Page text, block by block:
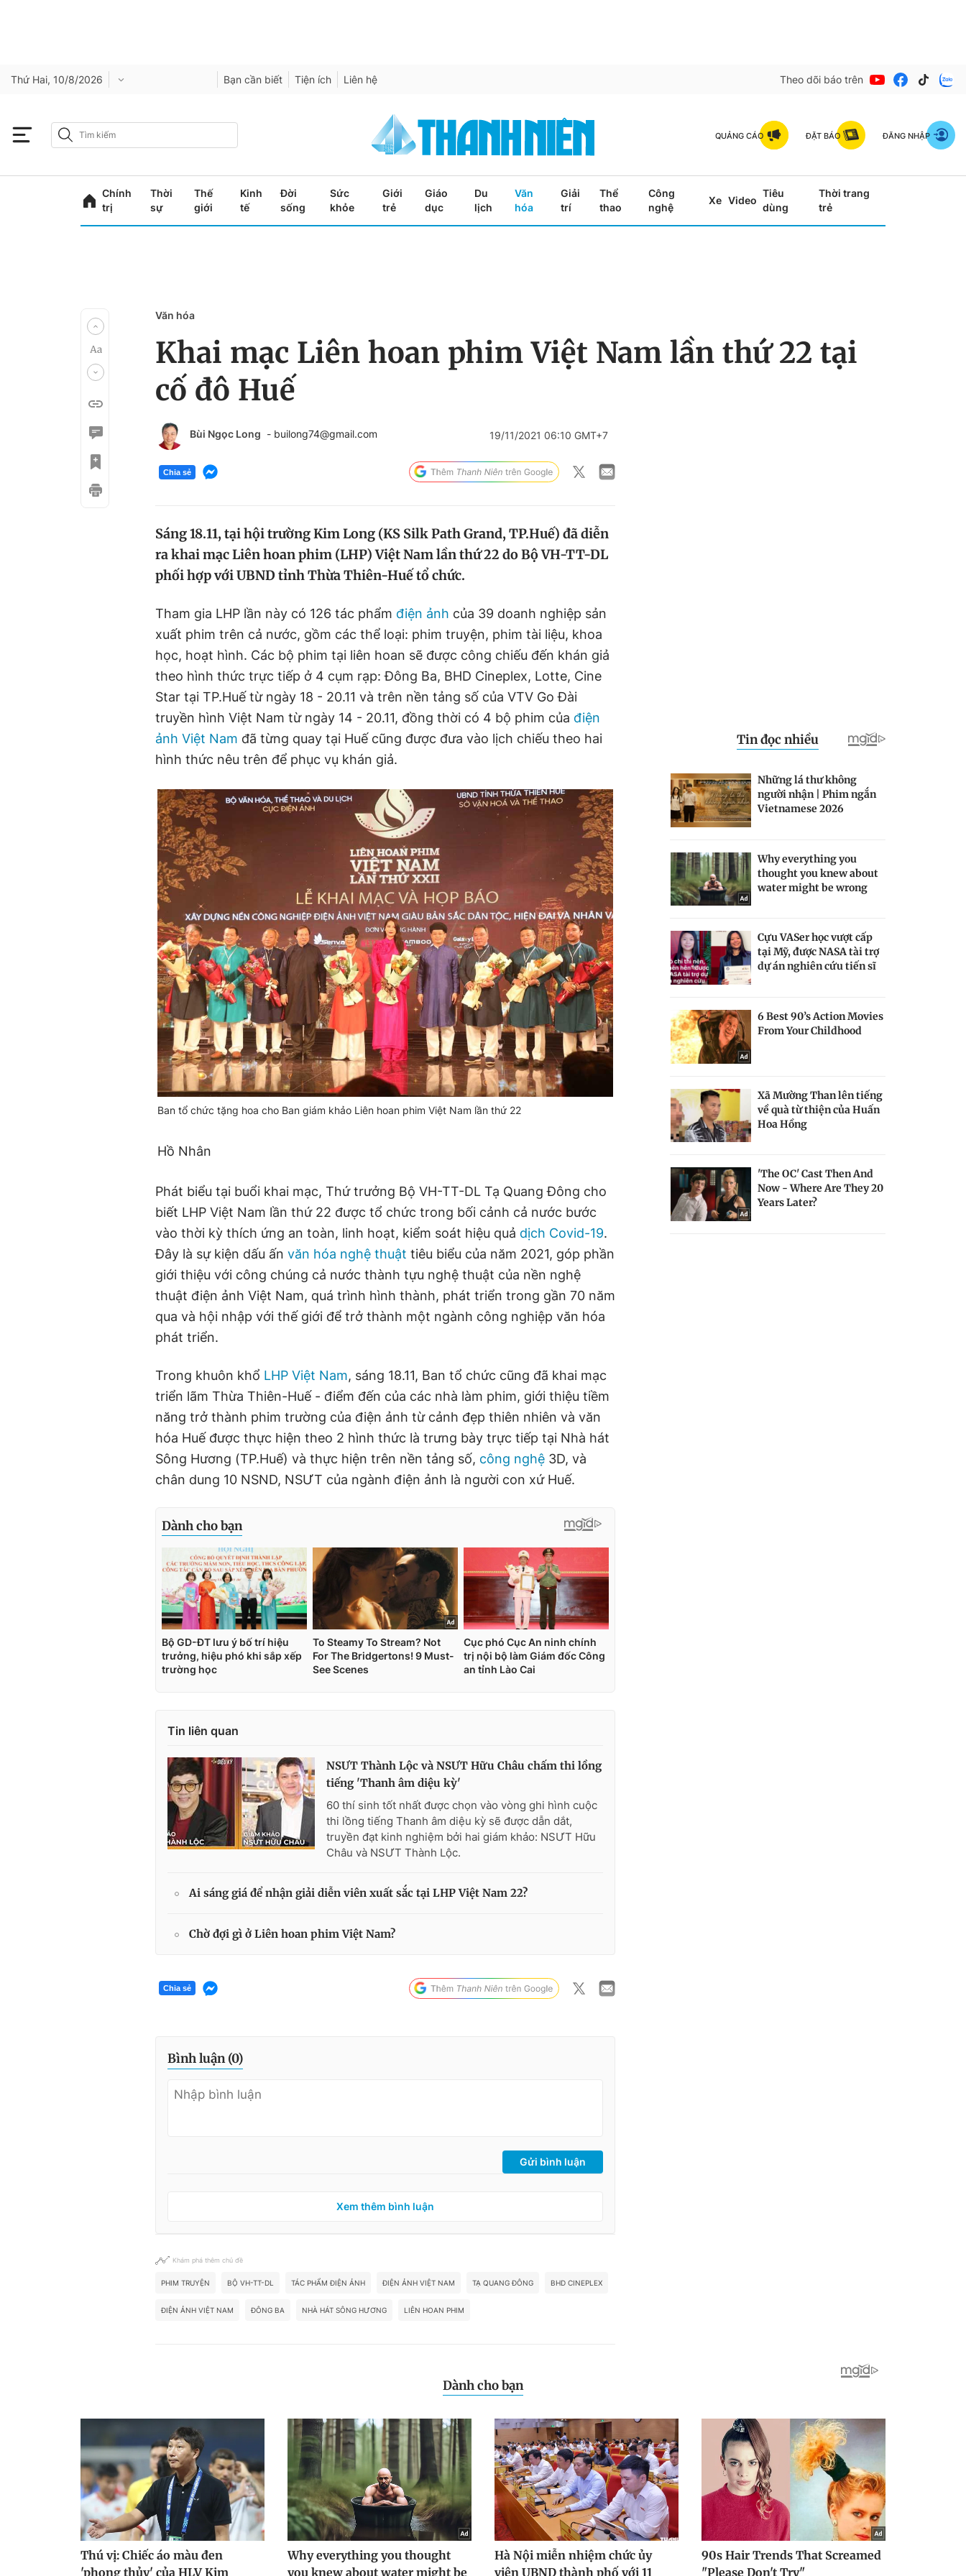
Thứ Hai, 10/8/2026 Bạn cần biết Tiện ích Liên hệ Theo dõi báo trên
QUẢNG CÁO ĐẶT BÁO ĐĂNG NHẬP
Chính
trị
Thời
sự
Thế
giới
Kinh
tế
Đời
sống
Sức
khỏe
Giới
trẻ
Giáo
dục
Du
lịch
Văn
hóa
Giải
trí
Thể
thao
Công
nghệ
Xe Video
Tiêu
dùng
Thời trang
trẻ
Văn hóa
Khai mạc Liên hoan phim Việt Nam lần thứ 22 tại
cố đô Huế
Bùi Ngọc Long - builong74@gmail.com 19/11/2021 06:10 GMT+7
Chia sẻ
Sáng 18.11, tại hội trường Kim Long (KS Silk Path Grand, TP.Huế) đã diễn
ra khai mạc Liên hoan phim (LHP) Việt Nam lần thứ 22 do Bộ VH-TT-DL
phối hợp với UBND tỉnh Thừa Thiên-Huế tổ chức.
Tham gia LHP lần này có 126 tác phẩm điện ảnh của 39 doanh nghiệp sản
xuất phim trên cả nước, gồm các thể loại: phim truyện, phim tài liệu, khoa
học, hoạt hình. Các bộ phim tại liên hoan sẽ được công chiếu đến khán giả
theo hình thức trực tiếp ở 4 cụm rạp: Đông Ba, BHD Cineplex, Lotte, Cine
Star tại TP.Huế từ ngày 18 - 20.11 và trên nền tảng số của VTV Go Đài
truyền hình Việt Nam từ ngày 14 - 20.11, đồng thời có 4 bộ phim của điện
ảnh Việt Nam đã từng quay tại Huế cũng được đưa vào lịch chiếu theo hai
hình thức nêu trên để phục vụ khán giả.
Ban tổ chức tặng hoa cho Ban giám khảo Liên hoan phim Việt Nam lần thứ 22
Hồ Nhân
Phát biểu tại buổi khai mạc, Thứ trưởng Bộ VH-TT-DL Tạ Quang Đông cho
biết LHP Việt Nam lần thứ 22 được tổ chức trong bối cảnh cả nước bước
vào thời kỳ thích ứng an toàn, linh hoạt, kiểm soát hiệu quả dịch Covid-19.
Đây là sự kiện dấu ấn văn hóa nghệ thuật tiêu biểu của năm 2021, góp phần
giới thiệu với công chúng cả nước thành tựu nghệ thuật của nền nghệ
thuật điện ảnh Việt Nam, quá trình hình thành, phát triển trong gần 70 năm
qua và hội nhập với thế giới để trở thành một ngành công nghiệp văn hóa
phát triển.
Trong khuôn khổ LHP Việt Nam, sáng 18.11, Ban tổ chức cũng đã khai mạc
triển lãm Thừa Thiên-Huế - điểm đến của các nhà làm phim, giới thiệu tiềm
năng trở thành phim trường của điện ảnh từ cảnh đẹp thiên nhiên và văn
hóa Huế được thực hiện theo 2 hình thức là trưng bày trực tiếp tại Nhà hát
Sông Hương (TP.Huế) và thực hiện trên nền tảng số, công nghệ 3D, và
chân dung 10 NSND, NSƯT của ngành điện ảnh là người con xứ Huế.
Tin liên quan
NSƯT Thành Lộc và NSƯT Hữu Châu chấm thi lồng
tiếng 'Thanh âm diệu kỳ'
60 thí sinh tốt nhất được chọn vào vòng ghi hình cuộc
thi lồng tiếng Thanh âm diệu kỳ sẽ được dẫn dắt,
truyền đạt kinh nghiệm bởi hai giám khảo: NSƯT Hữu
Châu và NSƯT Thành Lộc.
Ai sáng giá để nhận giải diễn viên xuất sắc tại LHP Việt Nam 22?
Chờ đợi gì ở Liên hoan phim Việt Nam?
Chia sẻ
Bình luận (0)
Gửi bình luận
Xem thêm bình luận
Khám phá thêm chủ đề
PHIM TRUYỆN BỘ VH-TT-DL TÁC PHẨM ĐIỆN ẢNH ĐIỆN ẢNH VIỆT NAM TẠ QUANG ĐÔNG BHD CINEPLEX
ĐIỆN ẢNH VIỆT NAM ĐÔNG BA NHÀ HÁT SÔNG HƯƠNG LIÊN HOAN PHIM